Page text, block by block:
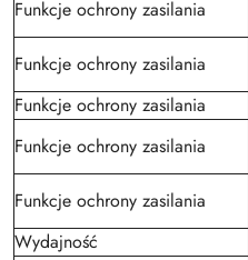
Funkcje ochrony zasilania
Funkcje ochrony zasilania
Funkcje ochrony zasilania
Funkcje ochrony zasilania
Funkcje ochrony zasilania
Wydajność